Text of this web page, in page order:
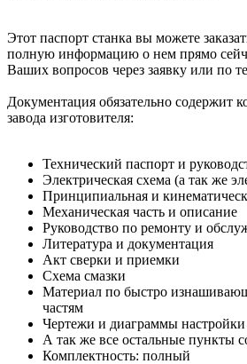
Этот паспорт станка вы можете
полную информацию о нем прямо
Ваших вопросов через заявку или по
Документация обязательно содержит
завода изготовителя:
Технический паспорт и
Электрическая схема (а так же
Принципиальная и
Механическая часть и описание
Руководство по ремонту и
Литература и документация
Акт сверки и приемки
Схема смазки
Материал по быстро
частям
Чертежи и диаграммы настройки
А так же все остальные пункты
Комплектность: полный